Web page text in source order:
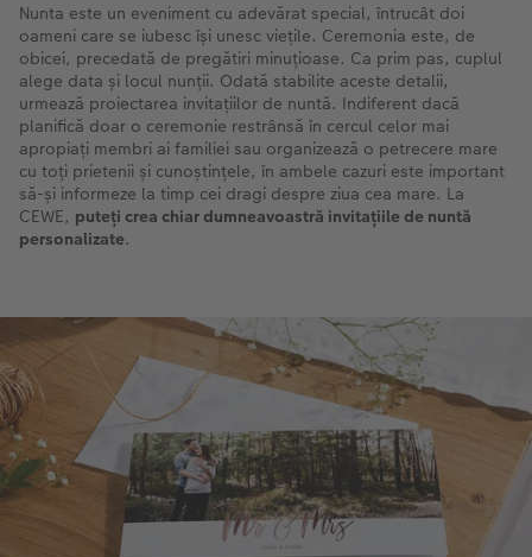
Nunta este un eveniment cu adevărat special, întrucât doi
oameni care se iubesc își unesc viețile. Ceremonia este, de
obicei, precedată de pregătiri minuțioase. Ca prim pas, cuplul
alege data și locul nunții. Odată stabilite aceste detalii,
urmează proiectarea invitațiilor de nuntă. Indiferent dacă
planifică doar o ceremonie restrânsă în cercul celor mai
apropiați membri ai familiei sau organizează o petrecere mare
cu toți prietenii și cunoștințele, în ambele cazuri este important
să-și informeze la timp cei dragi despre ziua cea mare. La
CEWE, puteți crea chiar dumneavoastră invitațiile de nuntă
personalizate.